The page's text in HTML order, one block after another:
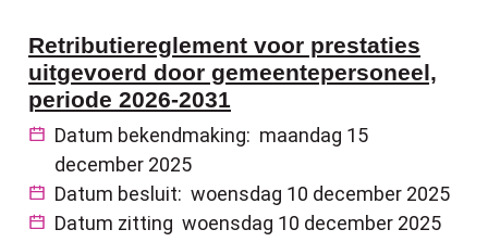
Retributiereglement voor prestaties
uitgevoerd door gemeentepersoneel,
periode 2026-2031
Datum bekendmaking: maandag 15
december 2025
Datum besluit: woensdag 10 december 2025
Datum zitting woensdag 10 december 2025